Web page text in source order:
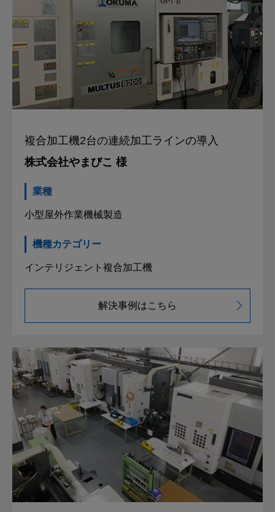
複合加工機2台の連続加工ラインの導入
株式会社やまびこ 様
業種
小型屋外作業機械製造
機種カテゴリー
インテリジェント複合加工機
解決事例はこちら